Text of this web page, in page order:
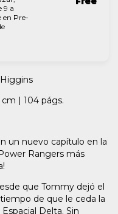
9 a
en Pre-
Higgins
cm | 104 págs.
un nuevo capítulo en la
Rangers más
que Tommy dejó el
de que le ceda la
Delta. Sin